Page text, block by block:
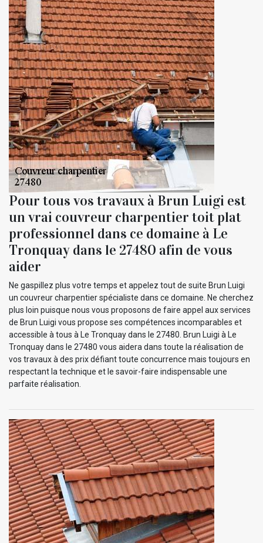
Pour tous vos travaux à Brun Luigi est
un vrai couvreur charpentier toit plat
professionnel dans ce domaine à Le
Tronquay dans le 27480 afin de vous
aider
Ne gaspillez plus votre temps et appelez tout de suite Brun Luigi
un couvreur charpentier spécialiste dans ce domaine. Ne cherchez
plus loin puisque nous vous proposons de faire appel aux services
de Brun Luigi vous propose ses compétences incomparables et
accessible à tous à Le Tronquay dans le 27480. Brun Luigi à Le
Tronquay dans le 27480 vous aidera dans toute la réalisation de
vos travaux à des prix défiant toute concurrence mais toujours en
respectant la technique et le savoir-faire indispensable une
parfaite réalisation.